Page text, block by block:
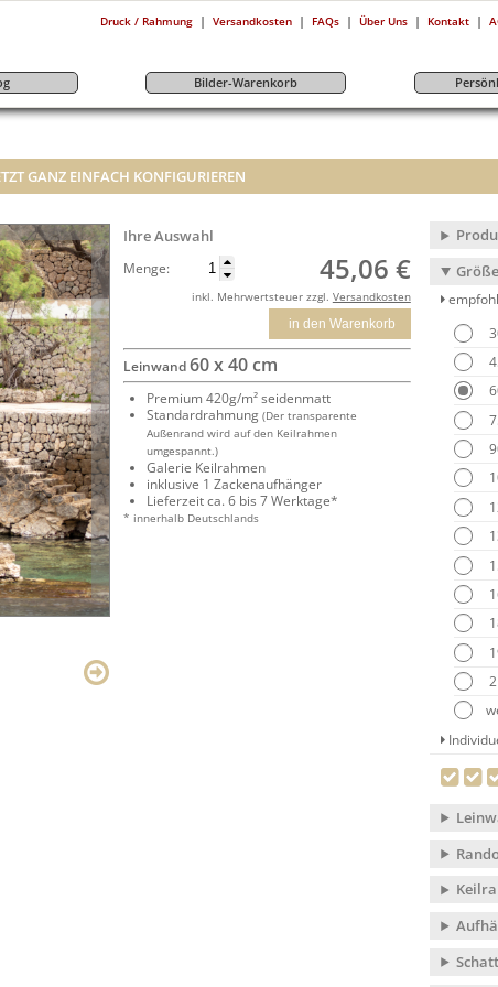
Druck / Rahmung | Versandkosten | FAQs | Über Uns | Kontakt |
Bilder-Warenkorb
GANZ EINFACH KONFIGURIEREN
Ihre Auswahl
Menge: 45,06 €
inkl. Mehrwertsteuer zzgl. Versandkosten
in den Warenkorb
Leinwand60 x 40 cm
Premium 420g/m² seidenmatt
Standardrahmung (Der transparente
Außenrand wird auf den Keilrahmen
umgespannt.)
Galerie Keilrahmen
inklusive 1 Zackenaufhänger
Lieferzeit ca. 6 bis 7 Werktage*
* innerhalb Deutschlands